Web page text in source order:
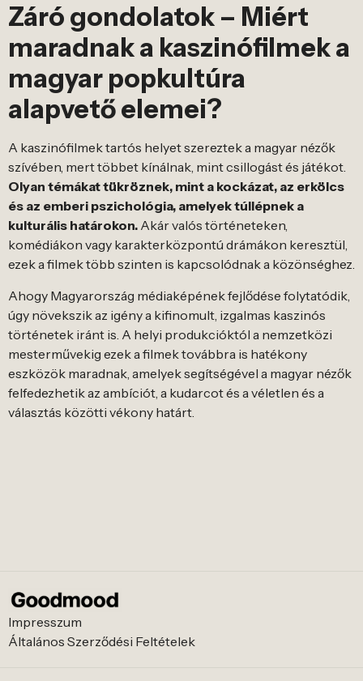
Záró gondolatok – Miért
maradnak a kaszinófilmek a
magyar popkultúra
alapvető elemei?
A kaszinófilmek tartós helyet szereztek a magyar nézők
szívében, mert többet kínálnak, mint csillogást és játékot.
Olyan témákat tükröznek, mint a kockázat, az erkölcs
és az emberi pszichológia, amelyek túllépnek a
kulturális határokon. Akár valós történeteken,
komédiákon vagy karakterközpontú drámákon keresztül,
ezek a filmek több szinten is kapcsolódnak a közönséghez.
Ahogy Magyarország médiaképének fejlődése folytatódik,
úgy növekszik az igény a kifinomult, izgalmas kaszinós
történetek iránt is. A helyi produkcióktól a nemzetközi
mesterművekig ezek a filmek továbbra is hatékony
eszközök maradnak, amelyek segítségével a magyar nézők
felfedezhetik az ambíciót, a kudarcot és a véletlen és a
választás közötti vékony határt.
Impresszum
Általános Szerződési Feltételek